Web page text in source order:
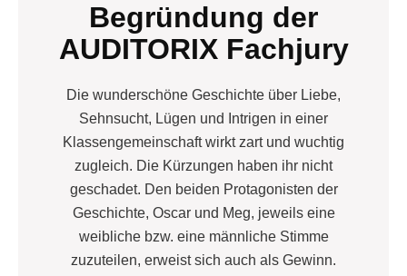
Begründung der
AUDITORIX Fachjury
Die wunderschöne Geschichte über Liebe,
Sehnsucht, Lügen und Intrigen in einer
Klassengemeinschaft wirkt zart und wuchtig
zugleich. Die Kürzungen haben ihr nicht
geschadet. Den beiden Protagonisten der
Geschichte, Oscar und Meg, jeweils eine
weibliche bzw. eine männliche Stimme
zuzuteilen, erweist sich auch als Gewinn.